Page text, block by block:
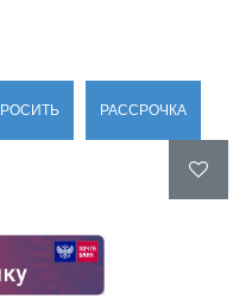
РАССРОЧКА